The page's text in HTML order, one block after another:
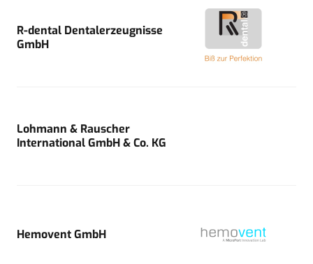
R-dental Dentalerzeugnisse
GmbH
Lohmann & Rauscher
International GmbH & Co. KG
Hemovent GmbH